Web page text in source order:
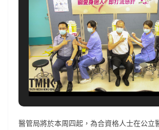
醫管局將於本周四起，為合資格人士在公立